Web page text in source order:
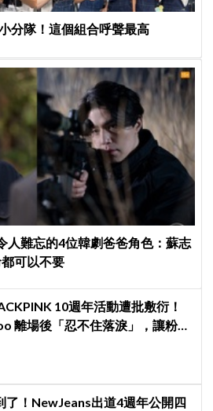
分隊！這個組合呼聲最高
人難忘的4位韓劇爸爸角色：蘇志
可以不要
10週年活動遭批敷衍！
離場後「忍不住落淚」，讓粉絲
了！NewJeans出道4週年公開四